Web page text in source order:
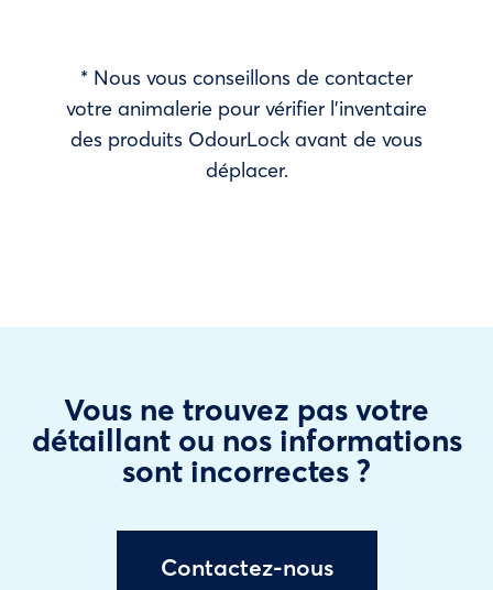
* Nous vous conseillons de contacter
votre animalerie pour vérifier l’inventaire
des produits OdourLock avant de vous
déplacer.
Vous ne trouvez pas votre
détaillant ou nos informations
sont incorrectes ?
Contactez-nous